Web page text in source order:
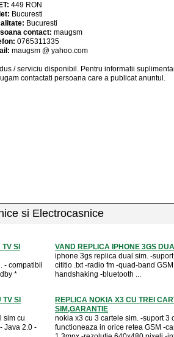
449 RON
Bucuresti
Bucuresti
contact: maugsm
0765311335
maugsm @ yahoo.com
/ serviciu disponibil . Pentru informatii
contactati persoana care a publicat anuntul.
si Electrocasnice
SI
- compatibil
*
VAND REPLICA IPHONE 3GS
iphone 3gs replica dual sim. -
cititio .txt -radio fm -quad-band
handshaking -bluetooth ...
SI
sim cu
Java 2.0 -
REPLICA NOKIA X3 CU TREI
SIM,GARANTIE
nokia x3 cu 3 cartele sim. -suport 3
functioneaza in orice retea GSM -